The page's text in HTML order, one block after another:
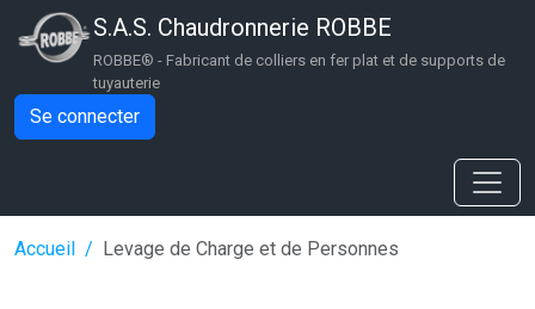
Aller au contenu principal
S.A.S. Chaudronnerie ROBBE
ROBBE® - Fabricant de colliers en fer plat et de supports de
tuyauterie
Se connecter
Accueil Levage de Charge et de Personnes